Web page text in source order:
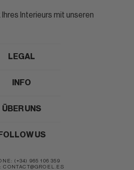
Interieurs mit unseren
LEGAL
INFO
ÜBER UNS
FOLLOW US
(+34) 965 106 359
CONTACT@GROEL.ES